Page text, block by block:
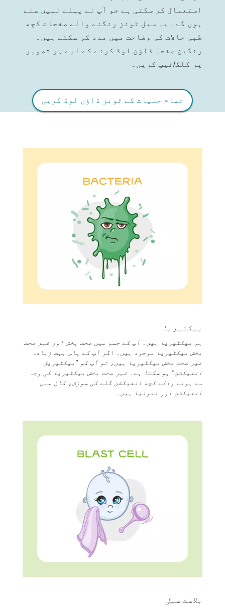
استعمال کر سکتی ہے جو آپ نے پہلے نہیں سنے
ہوں گے۔ یہ سیل ٹونز رنگنے والے صفحات کچھ
طبی حالات کی وضاحت میں مدد کر سکتے ہیں۔
رنگین صفحہ ڈاؤن لوڈ کرنے کے لیے ہر تصویر
پر کلک/ٹیپ کریں۔
تمام خلیات کے ٹونز ڈاؤن لوڈ کریں
بیکٹیریا
ہم بیکٹیریا ہیں۔ آپ کے جسم میں صحت بخش اور غیر صحت
بخش بیکٹیریا موجود ہیں۔ اگر آپ کے پاس بہت زیادہ
غیر صحت بخش بیکٹیریا ہیں، تو آپ کو "بیکٹیریل
انفیکشن" ہو سکتا ہے۔ غیر صحت بخش بیکٹیریا کی وجہ
سے ہونے والے کچھ انفیکشن گلے کی سوزش، کان میں
انفیکشن اور نمونیا ہیں۔
بلاسٹ سیل